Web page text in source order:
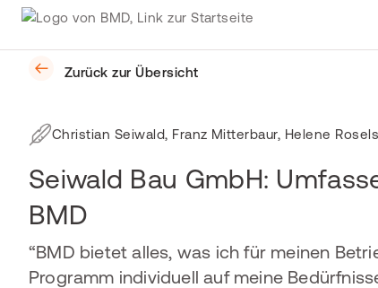
Zurück zur Übersicht
Christian Seiwald, Franz Mitterbaur, Helene
Seiwald Bau GmbH:
BMD
“BMD bietet alles, was ich für meinen
Programm individuell auf meine